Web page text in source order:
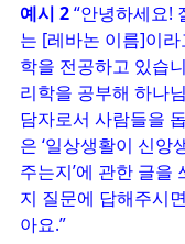
예시 2 “안녕하세요!
는 [레바논 이름]이
학을 전공하고 있습
리학을 공부해 하나
담자로서 사람들을
은 ‘일상생활이 신앙
주는지’에 관한 글을
지 질문에 답해주시
아요.”